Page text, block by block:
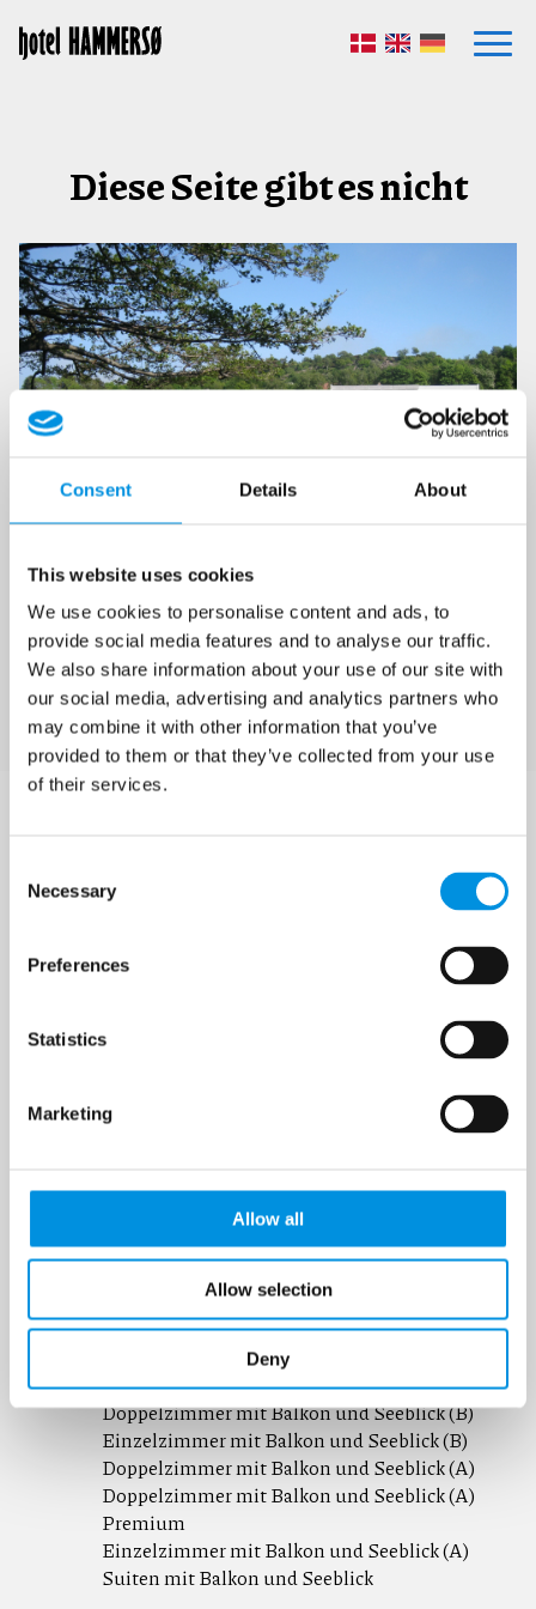
Consent Details About
This website uses cookies
We use cookies to personalise content and ads, to
provide social media features and to analyse our traffic.
We also share information about your use of our site with
our social media, advertising and analytics partners who
may combine it with other information that you’ve
provided to them or that they’ve collected from your use
of their services.
Necessary
Preferences
Statistics
Marketing
Allow all
Allow selection
Deny
Diese Seite gibt es nicht
Versuchen Sie diese Links
Unsere
Zimmer
Lesen Sie mehr über Hotel
Hammersø
Reisen nach Bornholm
Doppelzimmer zur Landseite
Einzelzimmer zur Landseite
Doppelzimmer mit Balkon und Seeblick (B)
Einzelzimmer mit Balkon und Seeblick (B)
Doppelzimmer mit Balkon und Seeblick (A)
Doppelzimmer mit Balkon und Seeblick (A)
Premium
Einzelzimmer mit Balkon und Seeblick (A)
Suiten mit Balkon und Seeblick